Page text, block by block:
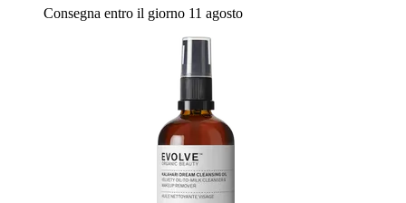
Consegna entro il giorno 11 agosto